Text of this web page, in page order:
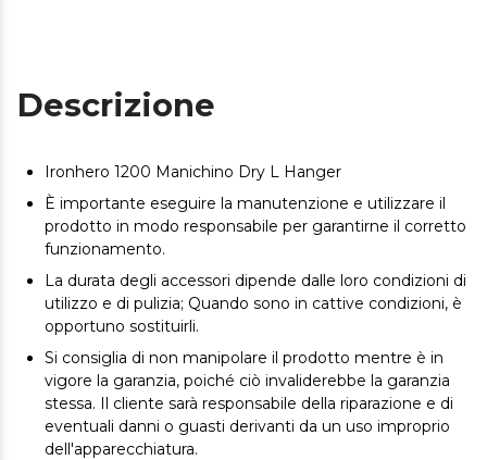
Descrizione
Ironhero 1200 Manichino Dry L Hanger
È importante eseguire la manutenzione e utilizzare il
prodotto in modo responsabile per garantirne il corretto
funzionamento.
La durata degli accessori dipende dalle loro condizioni di
utilizzo e di pulizia; Quando sono in cattive condizioni, è
opportuno sostituirli.
Si consiglia di non manipolare il prodotto mentre è in
vigore la garanzia, poiché ciò invaliderebbe la garanzia
stessa. Il cliente sarà responsabile della riparazione e di
eventuali danni o guasti derivanti da un uso improprio
dell'apparecchiatura.